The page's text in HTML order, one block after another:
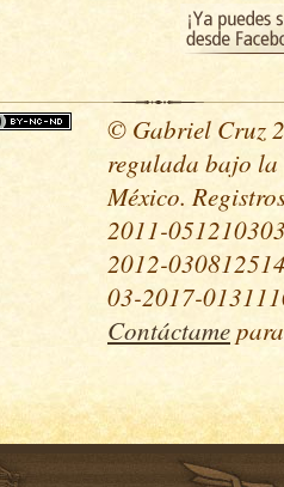
© Gabriel Cruz
regulada bajo la
México.
2011-
2012-
03-2017-
Contáctame